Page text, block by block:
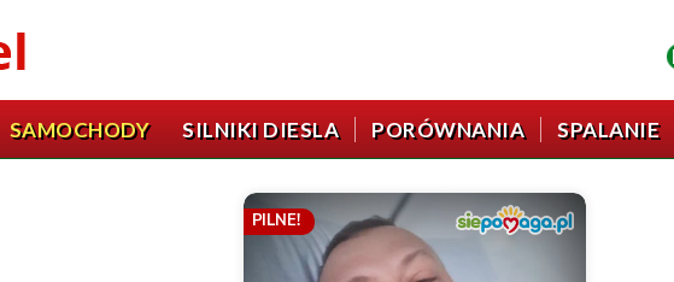
SAMOCHODY SILNIKI DIESLA PORÓWNANIA SPALANIE